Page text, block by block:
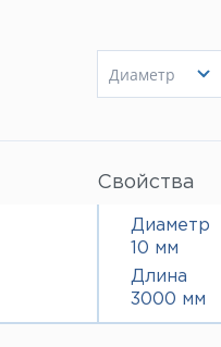
Диаметр
14 мм
18 мм
19 мм
40 мм
Свойства
Диаметр
10 мм
Длина
3000 мм